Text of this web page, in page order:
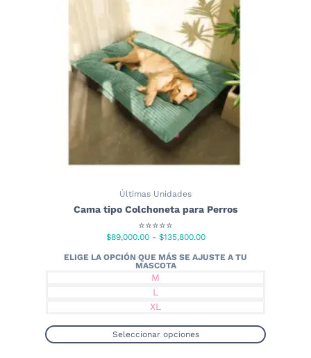
Últimas Unidades
Cama tipo Colchoneta para Perros
⭐⭐⭐⭐⭐
$89,000.00 - $135,800.00Rango
$135,800.00
M
L
XL
Seleccionar opciones